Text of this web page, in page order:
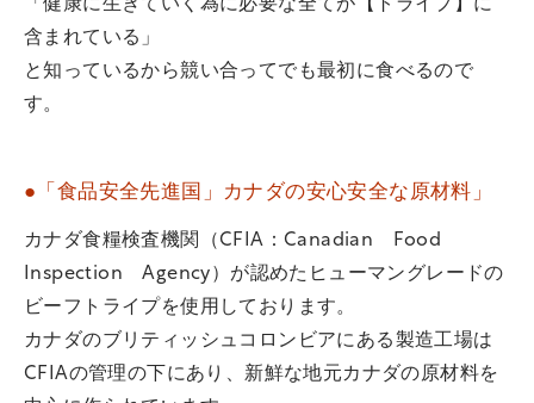
「健康に生きていく為に必要な全てが【トライプ】に
含まれている」
と知っているから競い合ってでも最初に食べるので
す。
●「食品安全先進国」カナダの安心安全な原材料」
カナダ食糧検査機関（CFIA：Canadian Food
Inspection Agency）が認めたヒューマングレードの
ビーフトライプを使用しております。
カナダのブリティッシュコロンビアにある製造工場は
CFIAの管理の下にあり、新鮮な地元カナダの原材料を